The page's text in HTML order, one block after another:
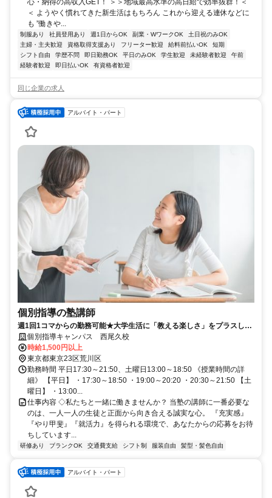
心・納得の高収入GET！ ＞＞地域最高水準の高日給で効率抜群！＜
＜ ようやく慣れてきた新生活はもちろん これから迎える連休などに
も ”働きや...
制服あり 社員登用あり 週1日からOK 副業・WワークOK
土日祝のみOK
主婦・主夫歓迎
資格取得支援あり フリーター歓迎 給料前払いOK
短期
シフト自由
学歴不問 即日勤務OK 平日のみOK 学生歓迎 未経験者歓迎
午前
経験者歓迎
即日払いOK 有資格者歓迎
同じ企業の求人
アルバイト・パート
個別指導の塾講師
週1回1コマからの勤務可能★大学生活に「教える楽しさ」をプラスして
みませんか？
個別指導キャンパス 西尾久校
時給1,500円以上
東京都東京23区荒川区
勤務時間 平日17:30～21:50、土曜日13:00～18:50 《授業時間の詳
細》 【平日】 ・17:30～18:50 ・19:00～20:20 ・20:30～21:50 【土
曜日】 ・13:00...
仕事内容 ◇私たちと一緒に働きませんか？ 当塾の講師に一番必要な
のは、一人一人の生徒と正面から向き合える誠実な心。 『充実感』
『やり甲斐』『就活力』を得られる環境で、あなたからの応募をお待
ちしています...
研修あり ブランクOK 交通費支給 シフト制 服装自由 髪型・髪色自由
アルバイト・パート